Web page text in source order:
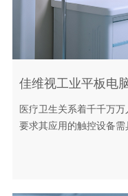
医疗卫生关系着千千万
要求其应用的触控设备
洗，并需要支持佩戴